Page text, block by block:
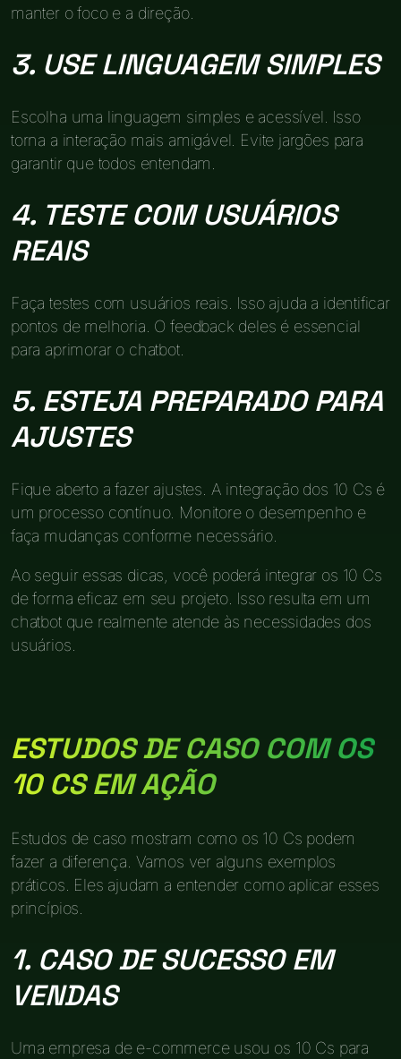
manter o foco e a direção.
3. USE LINGUAGEM SIMPLES
Escolha uma linguagem simples e acessível. Isso
torna a interação mais amigável. Evite jargões para
garantir que todos entendam.
4. TESTE COM USUÁRIOS
REAIS
Faça testes com usuários reais. Isso ajuda a identificar
pontos de melhoria. O feedback deles é essencial
para aprimorar o chatbot.
5. ESTEJA PREPARADO PARA
AJUSTES
Fique aberto a fazer ajustes. A integração dos 10 Cs é
um processo contínuo. Monitore o desempenho e
faça mudanças conforme necessário.
Ao seguir essas dicas, você poderá integrar os 10 Cs
de forma eficaz em seu projeto. Isso resulta em um
chatbot que realmente atende às necessidades dos
usuários.
ESTUDOS DE CASO COM OS
10 CS EM AÇÃO
Estudos de caso mostram como os 10 Cs podem
fazer a diferença. Vamos ver alguns exemplos
práticos. Eles ajudam a entender como aplicar esses
princípios.
1. CASO DE SUCESSO EM
VENDAS
Uma empresa de e-commerce usou os 10 Cs para